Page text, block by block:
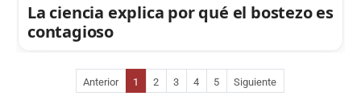
La ciencia explica por qué el bostezo es
contagioso
Anterior 1 2 3 4 5 Siguiente